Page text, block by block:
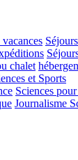
chalet
et Sports
Sciences
Journalisme